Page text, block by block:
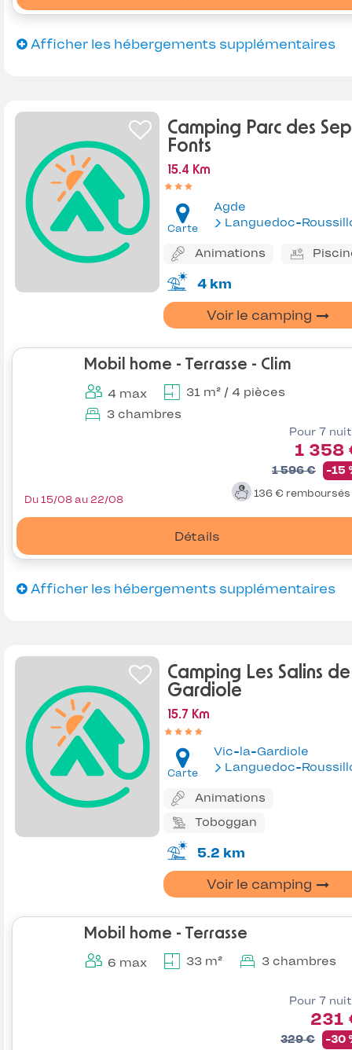
Afficher les hébergements supplémentaires
Camping Parc des
Fonts
15.4 Km
Carte
Agde
Languedoc-
Animations
4 km
Voir le camping
Mobil home - Terrasse - Clim
4 max
31 m² / 4 pièces
3 chambres
Pour 7
1 358
1 596 € -15
136 € remboursés
Détails
Du 15/08 au 22/08
Afficher les hébergements supplémentaires
Camping Les Salins
Gardiole
15.7 Km
Carte
Vic-la-Gardiole
Languedoc-
Animations
Toboggan
5.2 km
Voir le camping
Mobil home - Terrasse
6 max 33 m² 3 chambres
Pour 7
231
329 € -30